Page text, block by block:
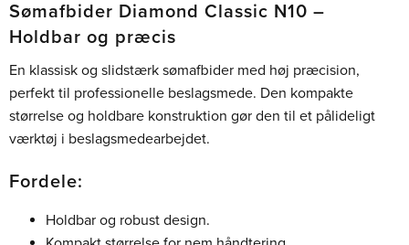
Sømafbider Diamond Classic N10 –
Holdbar og præcis
En klassisk og slidstærk sømafbider med høj præcision,
perfekt til professionelle beslagsmede. Den kompakte
størrelse og holdbare konstruktion gør den til et pålideligt
værktøj i beslagsmedearbejdet.
Fordele:
Holdbar og robust design.